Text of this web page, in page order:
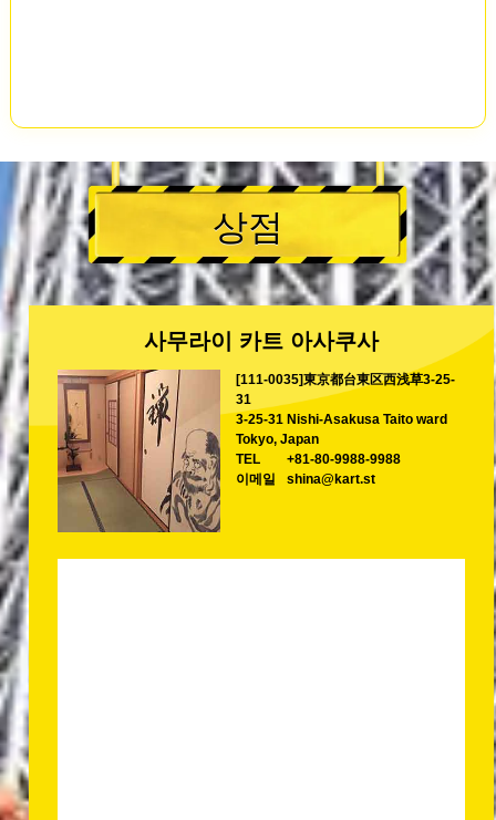
상점
사무라이 카트 아사쿠사
[111-0035]東京都台東区西浅草3-25-
31
3-25-31 Nishi-Asakusa Taito ward
Tokyo, Japan
TEL
+81-80-9988-9988
이메일
shina@kart.st